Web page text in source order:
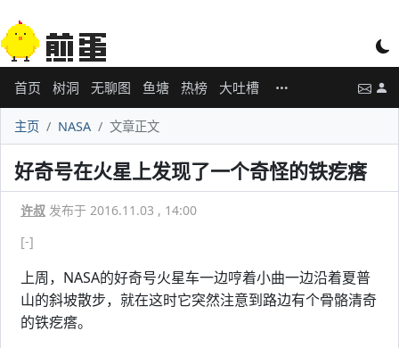
首页 树洞 无聊图 鱼塘 热榜 大吐槽
主页 NASA 文章正文
好奇号在火星上发现了一个奇怪的铁疙瘩
许叔 发布于 2016.11.03 , 14:00
[-]
上周，NASA的好奇号火星车一边哼着小曲一边沿着夏普
山的斜坡散步，就在这时它突然注意到路边有个骨骼清奇
的铁疙瘩。